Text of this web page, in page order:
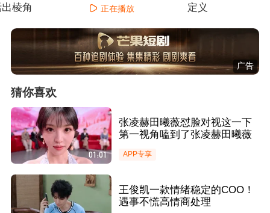
棱角
亦是港湾
正在播放
定义
广告
猜你喜欢
01:01
张凌赫田曦薇怼脸对视这一下
第一视角嗑到了张凌赫田曦薇
APP专享
王俊凯一款情绪稳定的COO！
遇事不慌高情商处理